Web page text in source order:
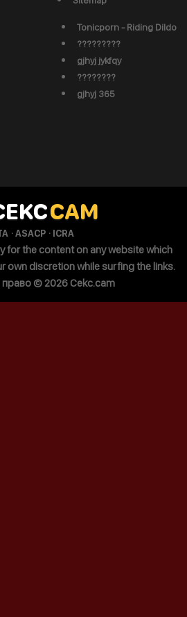
Tonicporn - Riding Dildo
?????????
gjhyj jykfqy
????????
gjhyj 365
CAM
·ASACP· ICRA
for the content on any website which
own discretion while surfing the links.
право © 2026 Cekc.cam